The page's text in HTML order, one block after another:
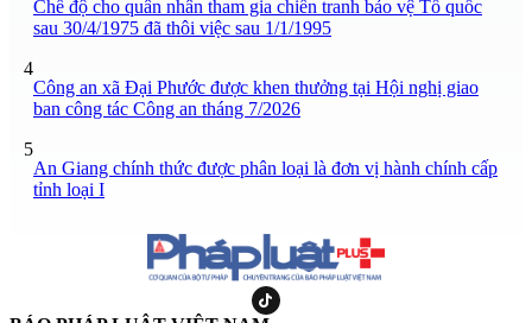
Chế độ cho quân nhân tham gia chiến tranh bảo vệ Tổ quốc
sau 30/4/1975 đã thôi việc sau 1/1/1995
4
Công an xã Đại Phước được khen thưởng tại Hội nghị giao
ban công tác Công an tháng 7/2026
5
An Giang chính thức được phân loại là đơn vị hành chính cấp
tỉnh loại I